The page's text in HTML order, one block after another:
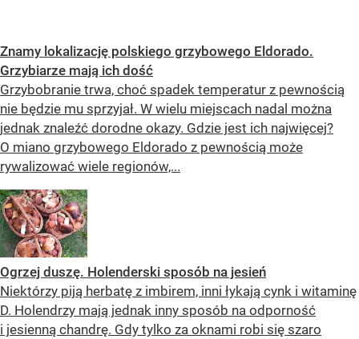
Znamy lokalizację polskiego grzybowego Eldorado.
Grzybiarze mają ich dość
Grzybobranie trwa, choć spadek temperatur z pewnością
nie będzie mu sprzyjał. W wielu miejscach nadal można
jednak znaleźć dorodne okazy. Gdzie jest ich najwięcej?
O miano grzybowego Eldorado z pewnością może
rywalizować wiele regionów,...
Ogrzej duszę. Holenderski sposób na jesień
Niektórzy piją herbatę z imbirem, inni łykają cynk i witaminę
D. Holendrzy mają jednak inny sposób na odporność
i jesienną chandrę. Gdy tylko za oknami robi się szaro